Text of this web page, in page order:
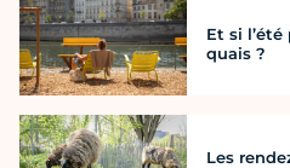
Et si
quais ?
Les